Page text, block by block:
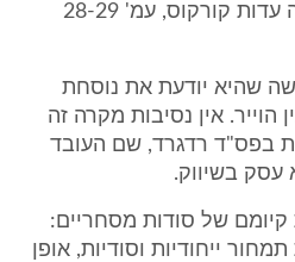
חברות אחרות בענף (ראה עדות קורקוס, עמ' 28-29
שהיא יודעת את נוסחת
אין נסיבות מקרה זה
בפס"ד רדגרד, שם העובד
עסק בשיווק.
של סודות מסחריים:
ייחודיות וסודיות, אופן